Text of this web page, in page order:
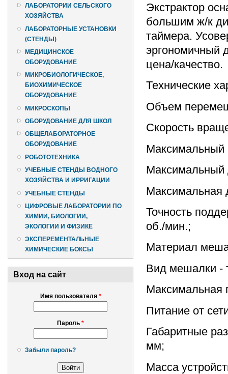
ЛАБОРАТОРИИ СЕЛЬСКОГО
ХОЗЯЙСТВА
ЛАБОРАТОРНЫЕ УСТАНОВКИ
(СТЕНДЫ)
МЕДИЦИНСКОЕ
ОБОРУДОВАНИЕ
МИКРОБИОЛОГИЧЕСКОЕ,
БИОХИМИЧЕСКОЕ
ОБОРУДОВАНИЕ
МИКРОСКОПЫ
ОБОРУДОВАНИЕ ДЛЯ ШКОЛ
ОБЩЕЛАБОРАТОРНОЕ
ОБОРУДОВАНИЕ
РОБОТОТЕХНИКА
УЧЕБНЫЕ СТЕНДЫ ВОДНОГО
ХОЗЯЙСТВА И ИРРИГАЦИИ
УЧЕБНЫЕ СТЕНДЫ
ЦИФРОВЫЕ ЛАБОРАТОРИИ ПО
ХИМИИ, БИОЛОГИИ,
ЭКОЛОГИИ И ФИЗИКЕ
ЭКСПЕРЕМЕНТАЛЬНЫЕ
ХИМИЧЕСКИЕ БОКСЫ
Вход на сайт
Имя пользователя *
Пароль *
Забыли пароль?
Экстрактор
большим ж/к
таймера.
эргономичный
цена/качество.
Технические
Объем
Скорость
Максимальный
Максимальный
Максимальная
Точность
об./мин.;
Материал
Вид мешалки -
Максимальная
Питание от
Габаритные
мм;
Масса